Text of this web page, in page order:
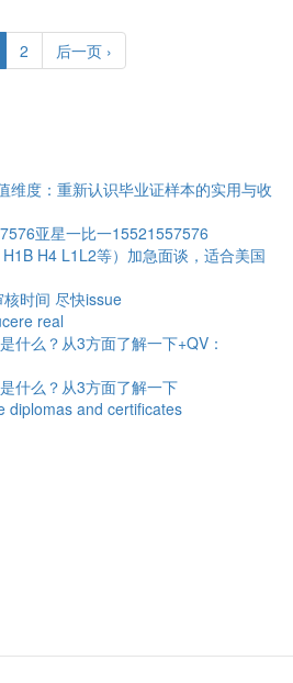
2 后一页 ›
维度：重新认识毕业证样本的实用与收
亚星一比一15521557576
H4 L1L2等）加急面谈，适合美国
时间 尽快issue
real
什么？从3方面了解一下+QV：
什么？从3方面了解一下
diplomas and certificates